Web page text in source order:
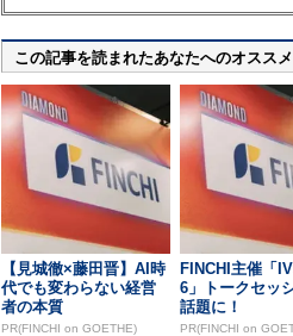
この記事を読まれたあなたへのオススメ
【見城徹×藤田晋】AI時
代でも変わらない経営
者の本質
PR(FINCHI on GOETHE)
FINCHI主催「
6」トークセッ
話題に！
PR(FINCHI on